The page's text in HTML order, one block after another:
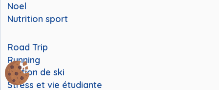
Noel
Nutrition sport
Road Trip
Running
Station de ski
Stress et vie étudiante